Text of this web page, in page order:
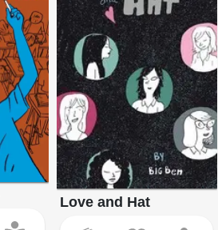
Love and Hat